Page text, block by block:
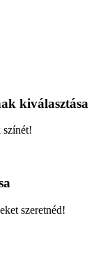
kiválasztása
színét!
szeretnéd!